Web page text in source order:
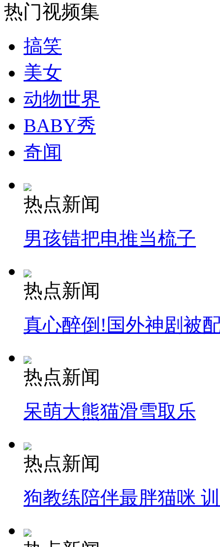
纽约上演“枕头大战”
司机酒驾遇交警 急速倒车逃窜
热门视频集
搞笑
美女
动物世界
BABY秀
奇闻
热点新闻
男孩错把电推当梳子
热点新闻
真心醉倒!国外神剧被
热点新闻
呆萌大熊猫滑雪取乐
热点新闻
狗教练陪伴最胖猫咪